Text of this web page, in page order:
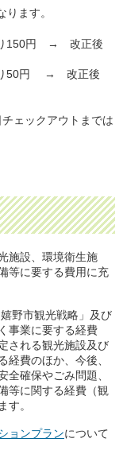
ます。
り150円 → 改正後
り50円 → 改正後
ェックアウトまでは
施設、環境衛生施
等に要する費用に充
野市観光戦略」及び
事業に要する経費
される観光施設及び
経費のほか、今後、
全確保やごみ問題、
等に関する経費（観
す。
ョンプランについて